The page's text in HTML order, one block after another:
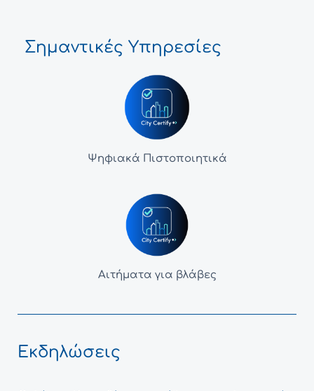
Σημαντικές Υπηρεσίες
Ψηφιακά Πιστοποιητικά
Αιτήματα για βλάβες
Εκδηλώσεις